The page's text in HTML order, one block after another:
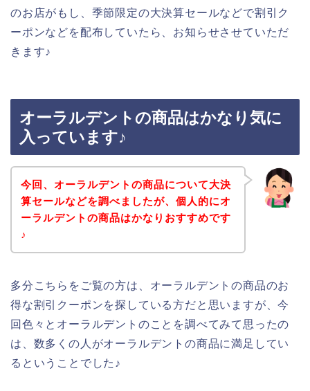
のお店がもし、季節限定の大決算セールなどで割引ク
ーポンなどを配布していたら、お知らせさせていただ
きます♪
オーラルデントの商品はかなり気に
入っています♪
今回、オーラルデントの商品について大決
算セールなどを調べましたが、個人的にオ
ーラルデントの商品はかなりおすすめです
♪
多分こちらをご覧の方は、オーラルデントの商品のお
得な割引クーポンを探している方だと思いますが、今
回色々とオーラルデントのことを調べてみて思ったの
は、数多くの人がオーラルデントの商品に満足してい
るということでした♪